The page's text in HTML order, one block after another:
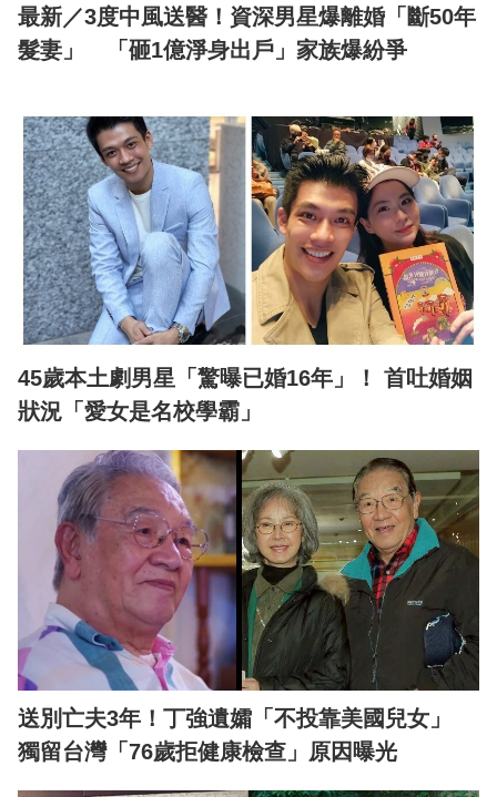
最新／3度中風送醫！資深男星爆離婚「斷50年
髮妻」 「砸1億淨身出戶」家族爆紛爭
45歲本土劇男星「驚曝已婚16年」！ 首吐婚姻
狀況「愛女是名校學霸」
送別亡夫3年！丁強遺孀「不投靠美國兒女」
獨留台灣「76歲拒健康檢查」原因曝光